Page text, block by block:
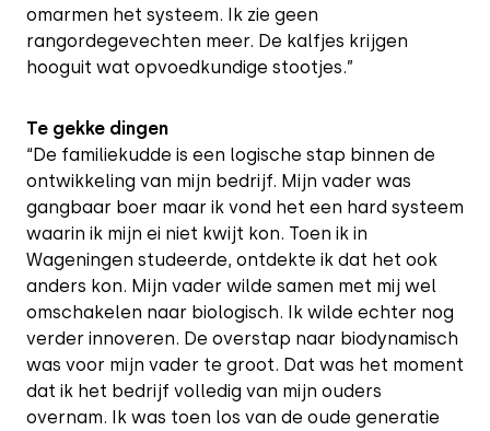
omarmen het systeem. Ik zie geen
rangordegevechten meer. De kalfjes krijgen
hooguit wat opvoedkundige stootjes.”
Te gekke dingen
“De familiekudde is een logische stap binnen de
ontwikkeling van mijn bedrijf. Mijn vader was
gangbaar boer maar ik vond het een hard systeem
waarin ik mijn ei niet kwijt kon. Toen ik in
Wageningen studeerde, ontdekte ik dat het ook
anders kon. Mijn vader wilde samen met mij wel
omschakelen naar biologisch. Ik wilde echter nog
verder innoveren. De overstap naar biodynamisch
was voor mijn vader te groot. Dat was het moment
dat ik het bedrijf volledig van mijn ouders
overnam. Ik was toen los van de oude generatie